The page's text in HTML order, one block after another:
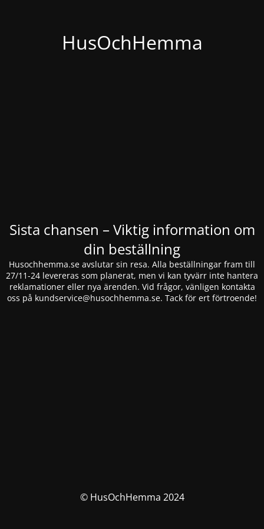
HusOchHemma
Sista chansen – Viktig information om
din beställning
Husochhemma.se avslutar sin resa. Alla beställningar fram till
27/11-24 levereras som planerat, men vi kan tyvärr inte hantera
reklamationer eller nya ärenden. Vid frågor, vänligen kontakta
oss på kundservice@husochhemma.se. Tack för ert förtroende!
© HusOchHemma 2024